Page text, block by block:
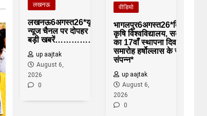
लखनऊ
लखनऊ6अगस्त26*यूपीआजतक
न्यूज चैनल पर दोपहर 1 बजे की
बड़ी खबरें……………….*
up aajtak
August 6,
2026
0
वीडियो
भागलपुर6अगस्त26*बिहार
कृषि विश्वविद्यालय, सबौर
का 17वाँ स्थापना दिवस
समारोह हर्षोल्लास के साथ
संपन्न*
up aajtak
August 6,
2026
0